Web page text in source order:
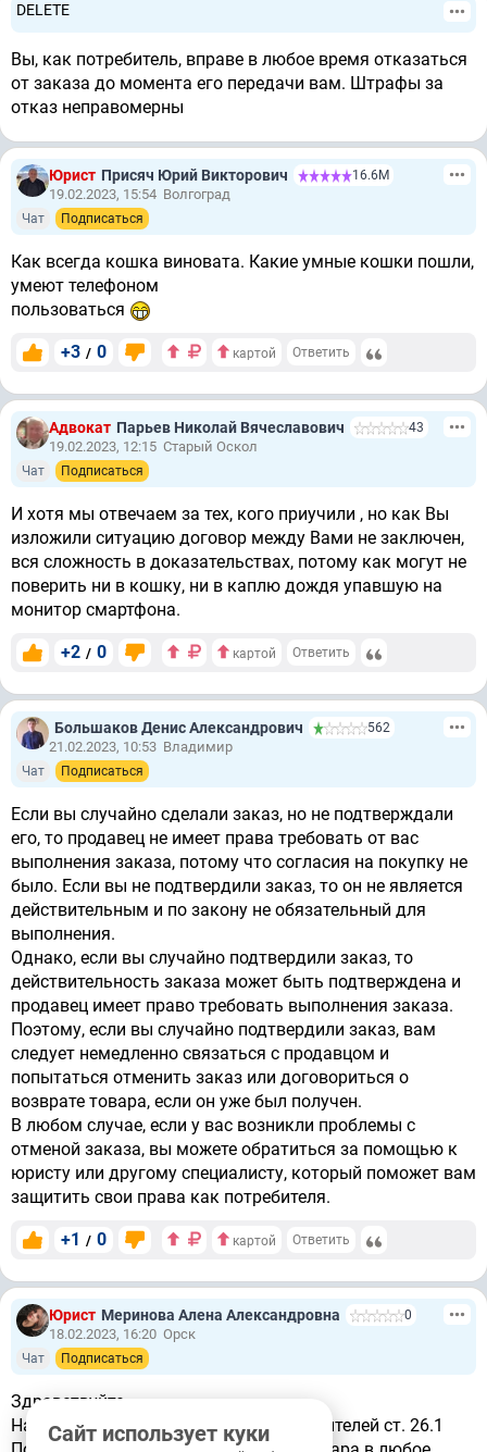
DELETE
Вы, как потребитель, вправе в любое время отказаться
от заказа до момента его передачи вам. Штрафы за
отказ неправомерны
Юрист Присяч Юрий Викторович 16.6М
19.02.2023, 15:54 Волгоград
Чат Подписаться
Как всегда кошка виновата. Какие умные кошки пошли,
умеют телефоном
пользоваться
+3 / 0 картой Ответить
Адвокат Парьев Николай Вячеславович 43
19.02.2023, 12:15 Старый Оскол
Чат Подписаться
И хотя мы отвечаем за тех, кого приучили , но как Вы
изложили ситуацию договор между Вами не заключен,
вся сложность в доказательствах, потому как могут не
поверить ни в кошку, ни в каплю дождя упавшую на
монитор смартфона.
+2 / 0 картой Ответить
Большаков Денис Александрович 562
21.02.2023, 10:53 Владимир
Чат Подписаться
Если вы случайно сделали заказ, но не подтверждали
его, то продавец не имеет права требовать от вас
выполнения заказа, потому что согласия на покупку не
было. Если вы не подтвердили заказ, то он не является
действительным и по закону не обязательный для
выполнения.
Однако, если вы случайно подтвердили заказ, то
действительность заказа может быть подтверждена и
продавец имеет право требовать выполнения заказа.
Поэтому, если вы случайно подтвердили заказ, вам
следует немедленно связаться с продавцом и
попытаться отменить заказ или договориться о
возврате товара, если он уже был получен.
В любом случае, если у вас возникли проблемы с
отменой заказа, вы можете обратиться за помощью к
юристу или другому специалисту, который поможет вам
защитить свои права как потребителя.
+1 / 0 картой Ответить
Юрист Меринова Алена Александровна 0
18.02.2023, 16:20 Орск
Чат Подписаться
Здравствуйте.
На основании Закона о правах потребителей ст. 26.1
Сайт использует куки